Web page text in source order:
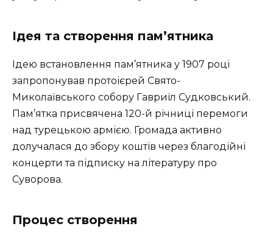
Ідея та створення пам’ятника
Ідею встановлення пам’ятника у 1907 році
запропонував протоієрей Свято-
Миколаївського собору Гавриїл Судковський.
Пам’ятка присвячена 120-й річниці перемоги
над турецькою армією. Громада активно
долучалася до збору коштів через благодійні
концерти та підписку на літературу про
Суворова.
Процес створення